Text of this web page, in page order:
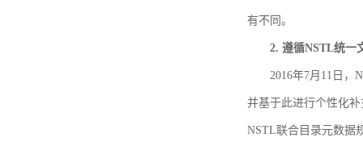
有不同。
2. 遵循NSTL统一
2016年7月11日，
并基于此进行个性化
NSTL联合目录元数据